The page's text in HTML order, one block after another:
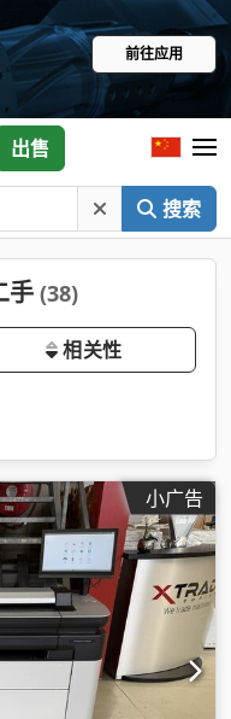
前往应用
搜索
出售
手 (38)
相关性
小广告